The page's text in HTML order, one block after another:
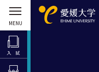
入 試